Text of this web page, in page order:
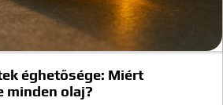
éghetősége: Miért
minden olaj?